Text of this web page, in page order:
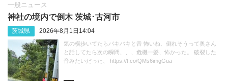
一般ニュース
神社の境内で倒木 茨城･古河市
茨城県 2026年8月1日14:04
気の横歩いてたらバキバキと音 怖いね、倒れそうって奥さん
と話してたら次の瞬間、、、危機一髪、怖かった。 破裂した
音みたいだった、 https://t.co/QMs6imgGua